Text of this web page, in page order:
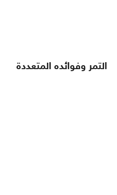
التمر وفوائده المتعددة